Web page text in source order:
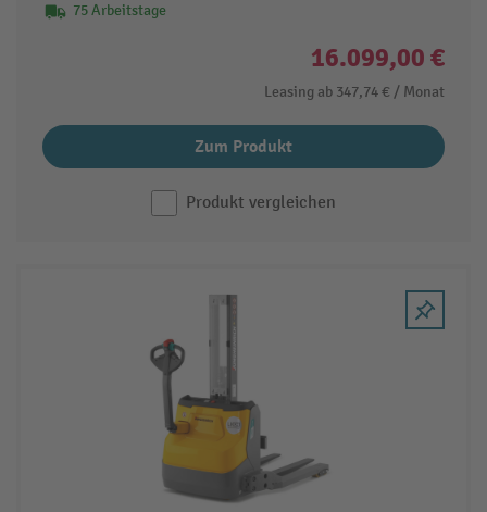
75 Arbeitstage
16.099,00 €
Leasing ab 347,74 € / Monat
Zum Produkt
Produkt vergleichen